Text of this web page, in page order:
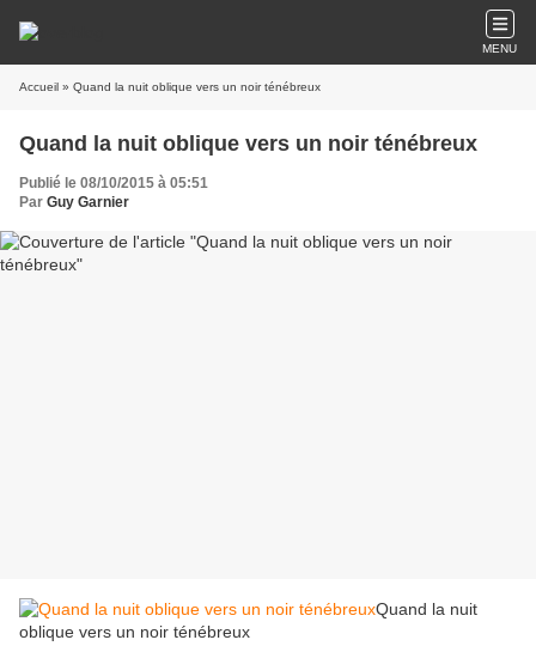
MENU
Accueil » Quand la nuit oblique vers un noir ténébreux
Quand la nuit oblique vers un noir ténébreux
Publié le 08/10/2015 à 05:51
Par Guy Garnier
Quand la nuit
oblique vers un noir ténébreux